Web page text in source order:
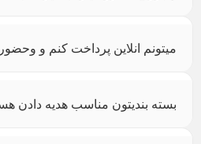
میتونم انلاین پرداخت کنم و
بسته بندیتون مناسب هدیه دادن